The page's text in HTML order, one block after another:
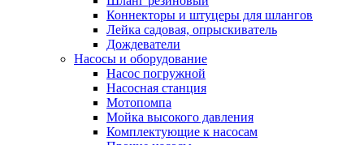
Коннекторы и штуцеры для шлангов
Лейка садовая, опрыскиватель
Дождеватели
Насосы и оборудование
Насос погружной
Насосная станция
Мотопомпа
Мойка высокого давления
Комплектующие к насосам